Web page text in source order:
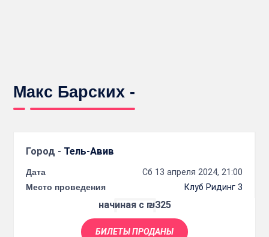
Макс Барских -
Город - Тель-Авив
Дата
Сб 13 апреля 2024, 21:00
Место проведения
Клуб Ридинг 3
начиная с ₪325
БИЛЕТЫ ПРОДАНЫ